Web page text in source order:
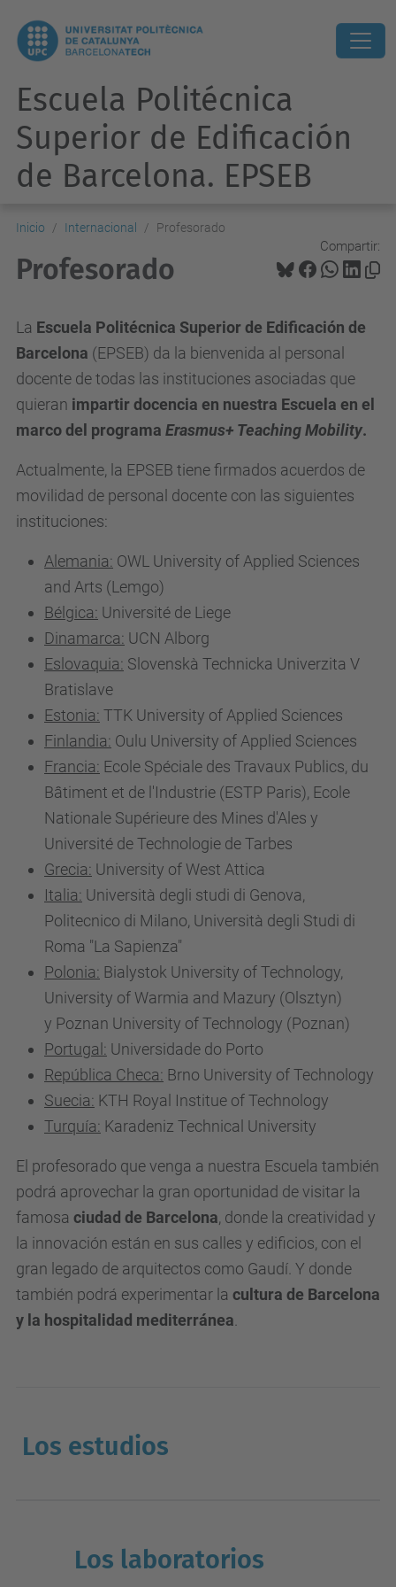
Escuela Politécnica
Superior de Edificación
de Barcelona. EPSEB
Inicio Internacional Profesorado
Compartir:
Profesorado
La Escuela Politécnica Superior de Edificación de
Barcelona (EPSEB) da la bienvenida al personal
docente de todas las instituciones asociadas que
quieran impartir docencia en nuestra Escuela en el
marco del programa Erasmus+ Teaching Mobility.
Actualmente, la EPSEB tiene firmados acuerdos de
movilidad de personal docente con las siguientes
instituciones:
Alemania: OWL University of Applied Sciences
and Arts (Lemgo)
Bélgica: Université de Liege
Dinamarca: UCN Alborg
Eslovaquia: Slovenskà Technicka Univerzita V
Bratislave
Estonia: TTK University of Applied Sciences
Finlandia: Oulu University of Applied Sciences
Francia: Ecole Spéciale des Travaux Publics, du
Bâtiment et de l'Industrie (ESTP Paris), Ecole
Nationale Supérieure des Mines d'Ales y
Université de Technologie de Tarbes
Grecia: University of West Attica
Italia: Università degli studi di Genova,
Politecnico di Milano, Università degli Studi di
Roma "La Sapienza"
Polonia: Bialystok University of Technology,
University of Warmia and Mazury (Olsztyn)
y Poznan University of Technology (Poznan)
Portugal: Universidade do Porto
República Checa: Brno University of Technology
Suecia: KTH Royal Institue of Technology
Turquía: Karadeniz Technical University
El profesorado que venga a nuestra Escuela también
podrá aprovechar la gran oportunidad de visitar la
famosa ciudad de Barcelona, donde la creatividad y
la innovación están en sus calles y edificios, con el
gran legado de arquitectos como Gaudí. Y donde
también podrá experimentar la cultura de Barcelona
y la hospitalidad mediterránea
Los estudios
Los laboratorios